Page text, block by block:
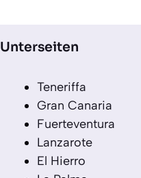
Unterseiten
Teneriffa
Gran Canaria
Fuerteventura
Lanzarote
El Hierro